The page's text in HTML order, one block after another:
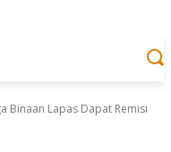
Binaan Lapas Dapat Remisi